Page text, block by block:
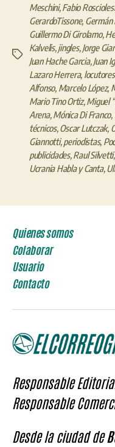
Etiquetas
Meschini, Fabio Rosciolesi
GerardoTissone, Germán
Guillermo Di Girolamo,
Kalvelis, jingles, Jorge
Juan Hache Garcia, Juan
Lazaro Herrera, locutores,
Alfonso, Marcelo López,
Mario Tino Ortiz, Miguel
Arena, Mónica Di Franco,
técnicos, Oscar Lutczak,
Giannotti, periodistas,
publicidades, Raul Silvetti,
Ucrania Habla y Canta,
Quienes somos
Colaborar
Usuario
Contacto
Responsable
Responsable
Desde la ciudad de